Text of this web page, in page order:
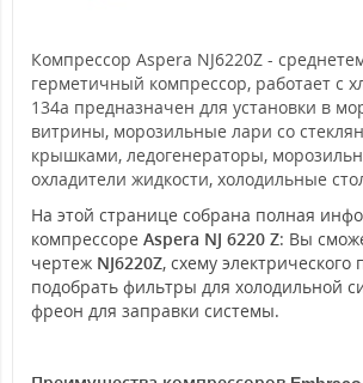
Компрессор Aspera NJ6220Z -
герметичный компрессор, работает с
134a предназначен для установки в
витрины, морозильные лари со
крышками, ледогенераторы,
охладители жидкости, холодильные
На этой странице собрана полная
компрессоре Aspera NJ 6220 Z: Вы
чертеж NJ6220Z, схему
подобрать фильтры для холодильной
фреон для заправки системы.